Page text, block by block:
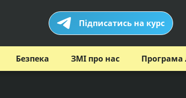
Підписатись на курс
Безпека ЗМІ про нас Програма